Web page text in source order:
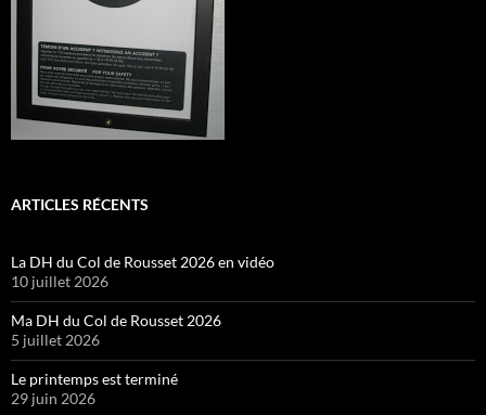
ARTICLES RÉCENTS
La DH du Col de Rousset 2026 en vidéo
10 juillet 2026
Ma DH du Col de Rousset 2026
5 juillet 2026
Le printemps est terminé
29 juin 2026